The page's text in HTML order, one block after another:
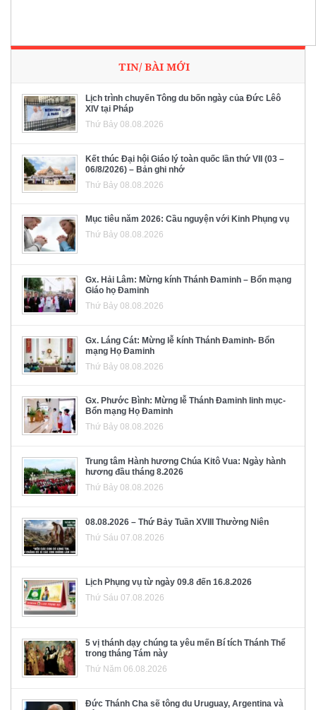
TIN/ BÀI MỚI
Lịch trình chuyến Tông du bốn ngày của Đức Lêô
XIV tại Pháp
Thứ Bảy 08.08.2026
Kết thúc Đại hội Giáo lý toàn quốc lần thứ VII (03 –
06/8/2026) – Bản ghi nhớ
Thứ Bảy 08.08.2026
Mục tiêu năm 2026: Cầu nguyện với Kinh Phụng vụ
Thứ Bảy 08.08.2026
Gx. Hải Lâm: Mừng kính Thánh Đaminh – Bổn mạng
Giáo họ Đaminh
Thứ Bảy 08.08.2026
Gx. Láng Cát: Mừng lễ kính Thánh Đaminh- Bổn
mạng Họ Đaminh
Thứ Bảy 08.08.2026
Gx. Phước Bình: Mừng lễ Thánh Đaminh linh mục-
Bổn mạng Họ Đaminh
Thứ Bảy 08.08.2026
Trung tâm Hành hương Chúa Kitô Vua: Ngày hành
hương đầu tháng 8.2026
Thứ Bảy 08.08.2026
08.08.2026 – Thứ Bảy Tuần XVIII Thường Niên
Thứ Sáu 07.08.2026
Lịch Phụng vụ từ ngày 09.8 đến 16.8.2026
Thứ Sáu 07.08.2026
5 vị thánh dạy chúng ta yêu mến Bí tích Thánh Thể
trong tháng Tám này
Thứ Năm 06.08.2026
Đức Thánh Cha sẽ tông du Uruguay, Argentina và